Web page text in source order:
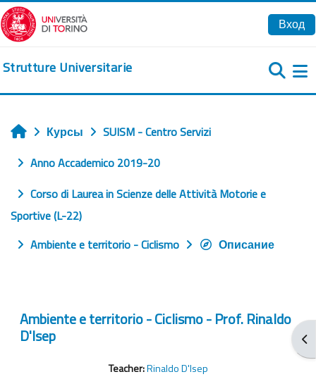
Перейти к основному содержанию
Вход
Strutture Universitarie
Главная
Курсы
SUISM - Centro Servizi
Anno Accademico 2019-20
Corso di Laurea in Scienze delle Attività Motorie e
Sportive (L-22)
Ambiente e territorio - Ciclismo
Описание
Ambiente e territorio - Ciclismo - Prof. Rinaldo
D'Isep
Teacher:Rinaldo D'Isep